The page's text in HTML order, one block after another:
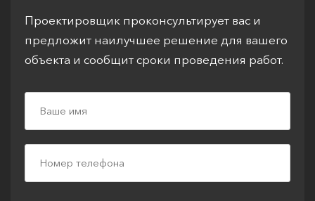
Проектировщик проконсультирует вас и
предложит наилучшее решение для вашего
объекта и сообщит сроки проведения работ.